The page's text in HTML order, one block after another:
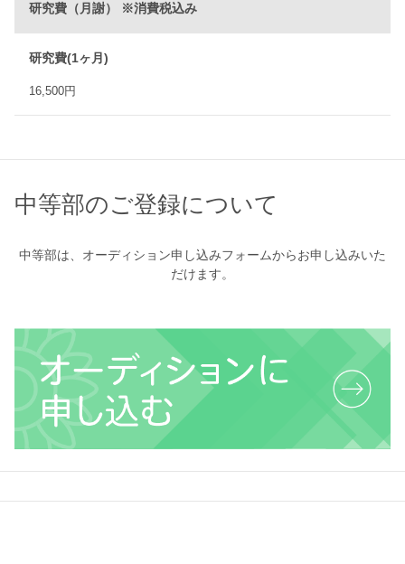
研究費（月謝） ※消費税込み
研究費(1ヶ月)
16,500円
中等部のご登録について
中等部は、オーディション申し込みフォームからお申し込みいた
だけます。